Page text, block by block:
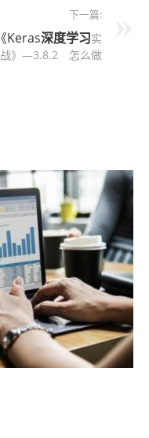
下一篇:
《Keras深度学习实
战》—3.8.2 怎么做